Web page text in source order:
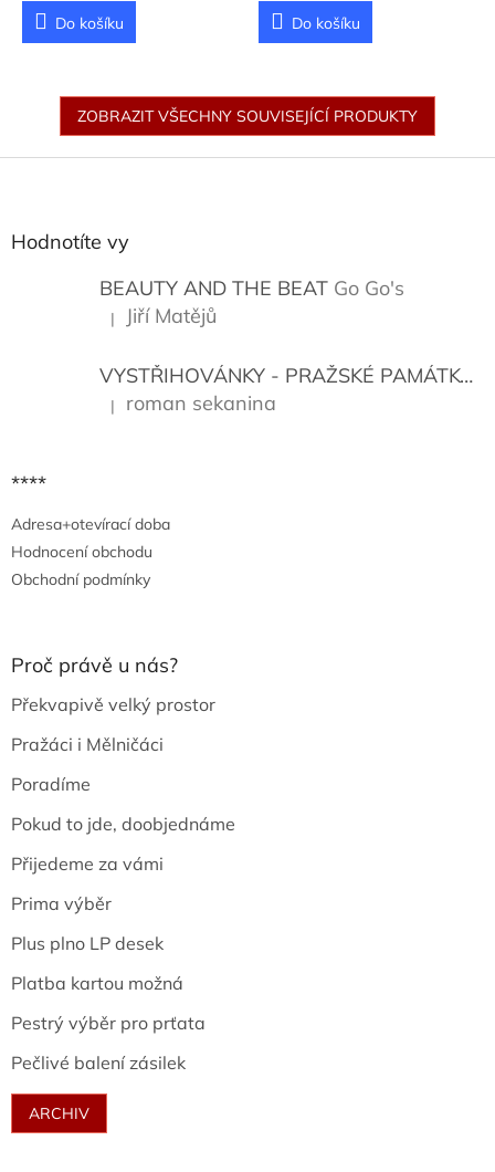
Do košíku Do košíku
ZOBRAZIT VŠECHNY SOUVISEJÍCÍ PRODUKTY
Hodnotíte vy
BEAUTY AND THE BEAT Go Go's
Hodnocení produktu je 5 z 5 hvězdiček.
| Jiří Matějů
VYSTŘIHOVÁNKY - PRAŽSKÉ PAMÁTKY
Hodnocení produktu je 5 z 5 hvězdiček.
| roman sekanina
****
Adresa+otevírací doba
Hodnocení obchodu
Obchodní podmínky
Proč právě u nás?
Překvapivě velký prostor
Pražáci i Mělničáci
Poradíme
Pokud to jde, doobjednáme
Přijedeme za vámi
Prima výběr
Plus plno LP desek
Platba kartou možná
Pestrý výběr pro prťata
Pečlivé balení zásilek
ARCHIV